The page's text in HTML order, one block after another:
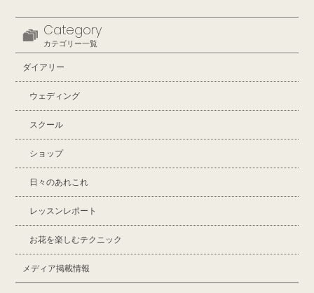
Category
カテゴリー一覧
ダイアリー
ウェディング
スクール
ショップ
日々のあれこれ
レッスンレポート
お花を楽しむテクニック
メディア掲載情報